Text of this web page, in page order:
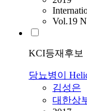
Vol.19
KCI등재후보
당뇨병이
김성은
대한상